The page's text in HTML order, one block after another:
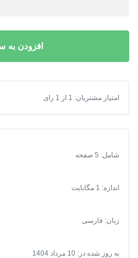
افزودن به
سورس QR Code به زبان بیسیک فور اندروید ( B4A )
امتیاز مشتریان: 1 از 1 رای
شامل: 5 صفحه
اندازه: 1 مگابایت
زبان: فارسی
به روز شده در: 10 مرداد 1404